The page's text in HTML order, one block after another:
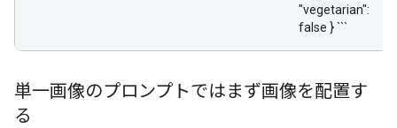
"vegetarian":
false } ```
単一画像のプロンプトではまず画像を配置す
る